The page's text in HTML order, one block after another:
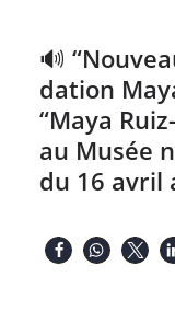
🔊
dation
“Maya
au Musée
du 16 avril